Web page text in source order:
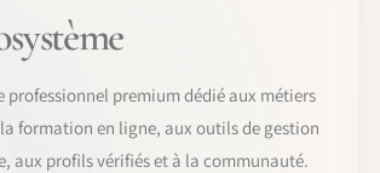
professionnel premium dédié aux métiers
formation en ligne, aux outils de gestion
aux profils vérifiés et à la communauté.